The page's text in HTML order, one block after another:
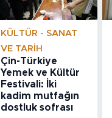
KÜLTÜR - SANAT
VE TARIH
Çin-Türkiye
Yemek ve Kültür
Festivali: İki
kadim mutfağın
dostluk sofrası